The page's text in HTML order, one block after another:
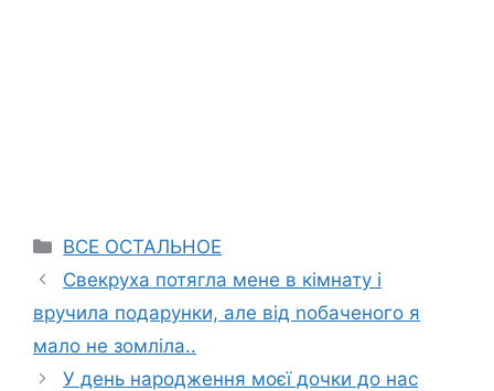
Categories
ВСЕ ОСТАЛЬНОЕ
Свекруха потягла мене в кімнату і
вручила подарунки, але від nобаченого я
мало не зомліла..
У день народження моєї дочки до нас